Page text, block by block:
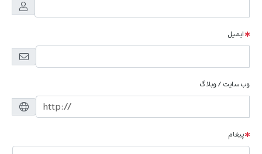
ایمیل
وب سایت / وبلاگ
پیغام